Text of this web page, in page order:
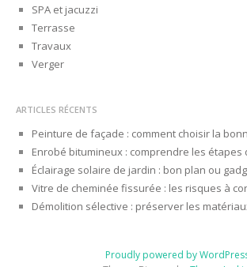
SPA et jacuzzi
Terrasse
Travaux
Verger
ARTICLES RÉCENTS
Peinture de façade : comment choisir la
Enrobé bitumineux : comprendre les étapes
Éclairage solaire de jardin : bon plan ou
Vitre de cheminée fissurée : les risques à
Démolition sélective : préserver les
Proudly powered by